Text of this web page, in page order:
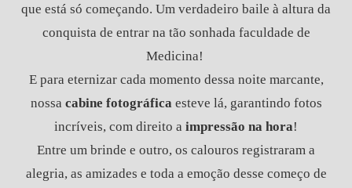
que está só começando. Um verdadeiro baile à altura da
conquista de entrar na tão sonhada faculdade de
Medicina!
E para eternizar cada momento dessa noite marcante,
nossa cabine fotográficaesteve lá, garantindo fotos
incríveis, com direito a impressão na hora!
Entre um brinde e outro, os calouros registraram a
alegria, as amizades e toda a emoção desse começo de